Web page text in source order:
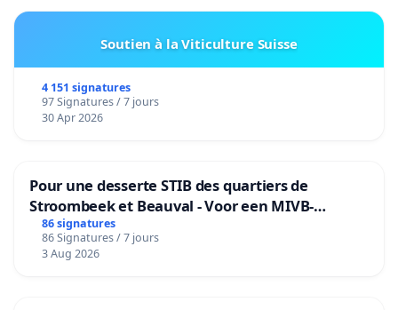
Soutien à la Viticulture Suisse
4 151 signatures
97 Signatures / 7 jours
30 Apr 2026
Pour une desserte STIB des quartiers de
Stroombeek et Beauval - Voor een MIVB-
bediening van de wijken Strombeek en Het
Voor
86 signatures
86 Signatures / 7 jours
3 Aug 2026